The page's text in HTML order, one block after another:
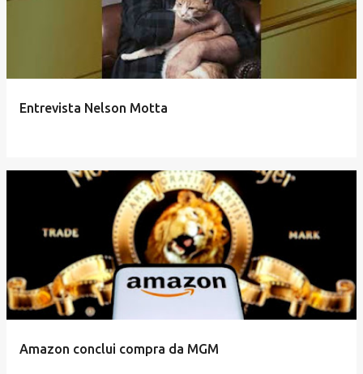
Entrevista Nelson Motta
Amazon conclui compra da MGM